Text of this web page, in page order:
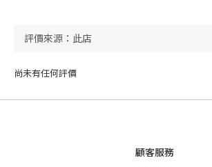
尚未有任何評價
顧客服務